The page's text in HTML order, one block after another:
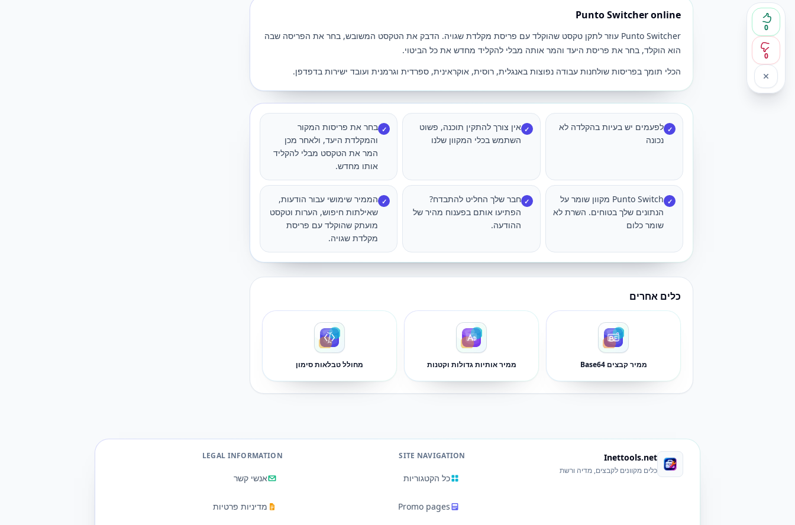
0
0
Punto Switcher online
Punto Switcher עוזר לתקן טקסט שהוקלד עם פריסת מקלדת שגויה. הדבק את הטקסט המשובש, בחר את הפריסה שבה
הוא הוקלד, בחר את פריסת היעד והמר אותה מבלי להקליד מחדש את כל הביטוי.
הכלי תומך בפריסות שולחנות עבודה נפוצות באנגלית, רוסית, אוקראינית, ספרדית וגרמנית ועובד ישירות בדפדפן.
✓ לפעמים יש בעיות בהקלדה לא
נכונה
✓ אין צורך להתקין תוכנה, פשוט
השתמש בכלי המקוון שלנו
✓ בחר את פריסות המקור
והמקלדת היעד, ולאחר מכן
המר את הטקסט מבלי להקליד
אותו מחדש.
✓
Punto Switch מקוון שומר על
הנתונים שלך בטוחים. השרת לא
שומר כלום
✓ חבר שלך החליט להתבדח?
הפתיעו אותם בפענוח מהיר של
ההודעה.
✓ הממיר שימושי עבור הודעות,
שאילתות חיפוש, הערות וטקסט
מועתק שהוקלד עם פריסת
מקלדת שגויה.
כלים אחרים
ממיר קבצים Base64 ממיר אותיות גדולות וקטנות מחולל טבלאות סימון
Inettools.net
כלים מקוונים לקבצים, מדיה ורשת
SITE NAVIGATION
כל הקטגוריות
Promo pages
LEGAL INFORMATION
אנשי קשר
מדיניות פרטיות